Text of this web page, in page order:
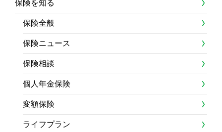
保険を知る
保険全般
保険ニュース
保険相談
個人年金保険
変額保険
ライフプラン